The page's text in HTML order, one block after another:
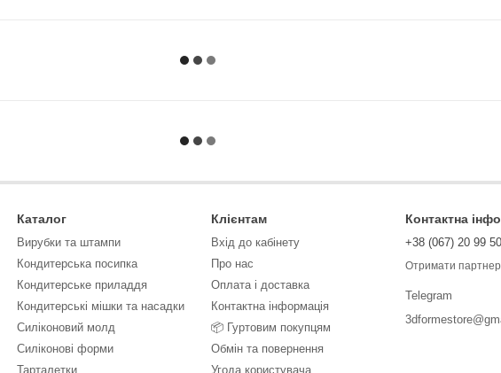
Каталог
Вирубки та штампи
Кондитерська посипка
Кондитерське приладдя
Кондитерські мішки та насадки
Силіконовий молд
Силіконові форми
Тарталетки
Клієнтам
Вхід до кабінету
Про нас
Оплата і доставка
Контактна інформація
📦 Гуртовим покупцям
Обмін та повернення
Угода користувача
Контактна
+38 (067) 20 99
Отримати
Telegram